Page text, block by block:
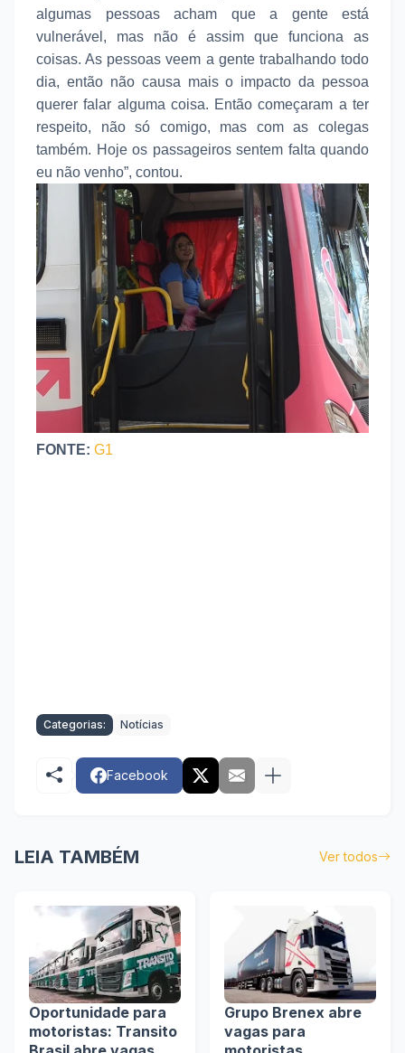
algumas pessoas acham que a gente está
vulnerável, mas não é assim que funciona as
coisas. As pessoas veem a gente trabalhando todo
dia, então não causa mais o impacto da pessoa
querer falar alguma coisa. Então começaram a ter
respeito, não só comigo, mas com as colegas
também. Hoje os passageiros sentem falta quando
eu não venho”, contou.
FONTE: G1
Categorias: Notícias
Facebook
LEIA TAMBÉM Ver todos
Oportunidade para
motoristas: Transito
Grupo Brenex abre
vagas para